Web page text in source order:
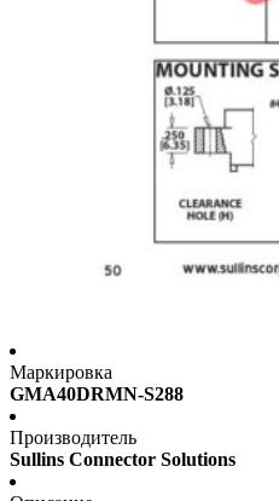
Маркировка
GMA40DRMN-S288
Производитель
Sullins Connector Solutions